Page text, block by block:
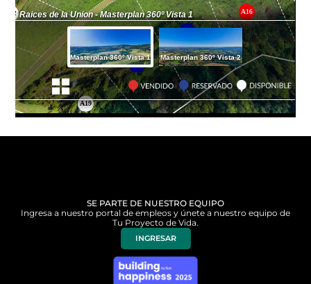
SE PARTE DE NUESTRO EQUIPO
Ingresa a nuestro portal de empleos y únete a nuestro equipo de
Tu Proyecto de Vida.
INGRESAR